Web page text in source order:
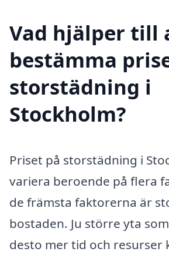
Vad hjälper till
bestämma
storstädning i
Stockholm?
Priset på storstädning i
variera beroende på flera
de främsta faktorerna är
bostaden. Ju större yta
desto mer tid och resurser